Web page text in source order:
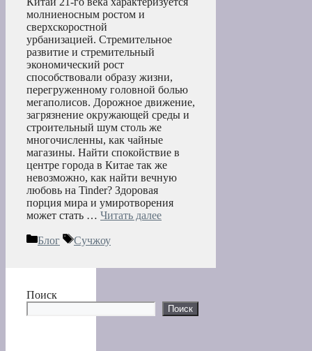
молниеносным ростом и
сверхскоростной
урбанизацией. Стремительное
развитие и стремительный
экономический рост
способствовали образу жизни,
перегруженному головной болью
мегаполисов. Дорожное движение,
загрязнение окружающей среды и
строительный шум столь же
многочисленны, как чайные
магазины. Найти спокойствие в
центре города в Китае так же
невозможно, как найти вечную
любовь на Tinder? Здоровая
порция мира и умиротворения
может стать … Читать далее
Рубрики
Блог Метки
Сучжоу
Поиск
Поиск